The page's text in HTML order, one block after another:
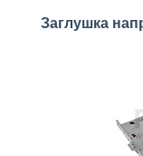
Заглушка